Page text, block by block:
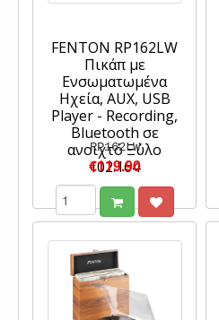
FENTON RP162LW
Πικάπ με
Ενσωματωμένα
Ηχεία, AUX, USB
Player - Recording,
Bluetooth σε
ανοιχτό Ξύλο
102.164
RP162LW
€119.90